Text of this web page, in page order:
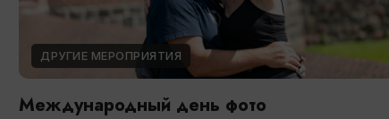
ДРУГИЕ МЕРОПРИЯТИЯ
Международный день фото